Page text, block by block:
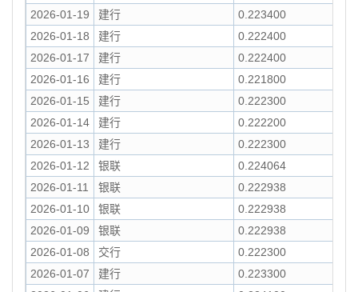
2026-01-19
建行
0.223400
2026-01-18
建行
0.222400
2026-01-17
建行
0.222400
2026-01-16
建行
0.221800
2026-01-15
建行
0.222300
2026-01-14
建行
0.222200
2026-01-13
建行
0.222300
2026-01-12
银联
0.224064
2026-01-11
银联
0.222938
2026-01-10
银联
0.222938
2026-01-09
银联
0.222938
2026-01-08
交行
0.222300
2026-01-07
建行
0.223300